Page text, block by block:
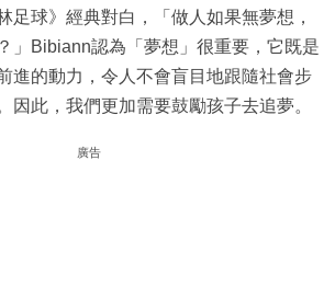
足球》經典對白，「做人如果無夢想，
」Bibiann認為「夢想」很重要，它既是
進的動力，令人不會盲目地跟隨社會步
因此，我們更加需要鼓勵孩子去追夢。
廣告